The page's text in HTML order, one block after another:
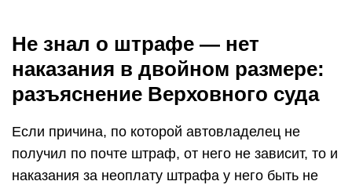
Не знал о штрафе — нет
наказания в двойном размере:
разъяснение Верховного суда
Если причина, по которой автовладелец не
получил по почте штраф, от него не зависит, то и
наказания за неоплату штрафа у него быть не